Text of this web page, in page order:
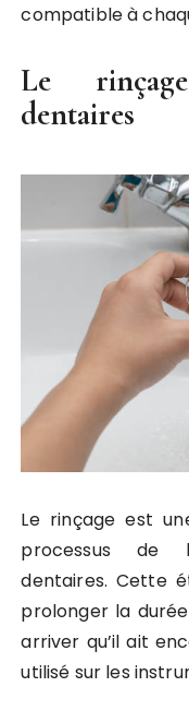
compatible à
Le
dentaires
Le rinçage est
processus de
dentaires. Cette
prolonger la
arriver qu’il ait
utilisé sur les